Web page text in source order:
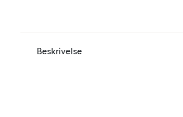
Beskrivelse